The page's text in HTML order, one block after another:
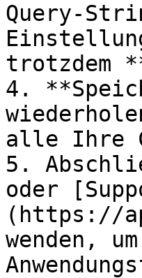
Query-
trotzdem
4.
alle Ihre
5.
oder
(https://
wenden,